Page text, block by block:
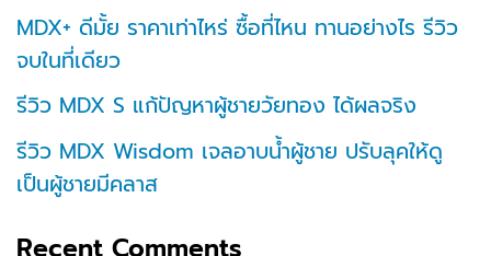
MDX+ ดีมั้ย ราคาเท่าไหร่ ซื้อที่ไหน ทานอย่างไร รีวิว
จบในที่เดียว
รีวิว MDX S แก้ปัญหาผู้ชายวัยทอง ได้ผลจริง
รีวิว MDX Wisdom เจลอาบน้ำผู้ชาย ปรับลุคให้ดู
เป็นผู้ชายมีคลาส